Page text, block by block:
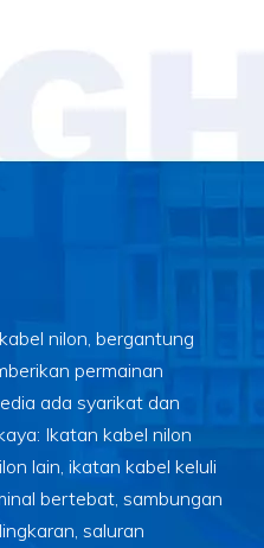
nilon, bergantung
permainan
ada syarikat dan
Ikatan kabel nilon
lain, ikatan kabel keluli
bertebat, sambungan
saluran